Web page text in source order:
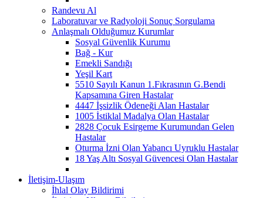
Randevu Al
Laboratuvar ve Radyoloji Sonuç Sorgulama
Anlaşmalı Olduğumuz Kurumlar
Sosyal Güvenlik Kurumu
Bağ - Kur
Emekli Sandığı
Yeşil Kart
5510 Sayılı Kanun 1.Fıkrasının G.Bendi
Kapsamına Giren Hastalar
4447 İşsizlik Ödeneği Alan Hastalar
1005 İstiklal Madalya Olan Hastalar
2828 Çocuk Esirgeme Kurumundan Gelen
Hastalar
Oturma İzni Olan Yabancı Uyruklu Hastalar
18 Yaş Altı Sosyal Güvencesi Olan Hastalar
İletişim-Ulaşım
İhlal Olay Bildirimi